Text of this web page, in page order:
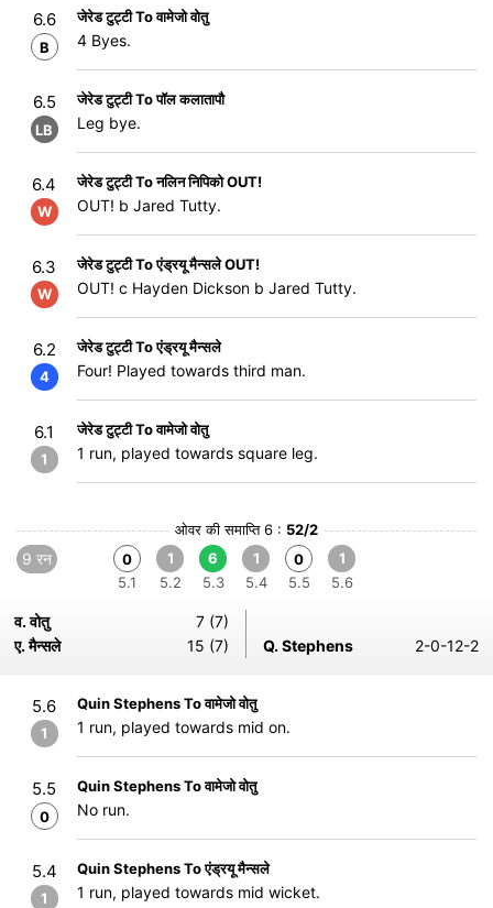
6.6
B
जेरेड टुट्टी To वामेजो वोतु
4 Byes.
6.5
LB
जेरेड टुट्टी To पॉल कलातापौ
Leg bye.
6.4
W
जेरेड टुट्टी To नलिन निपिको OUT!
OUT! b Jared Tutty.
6.3
W
जेरेड टुट्टी To एंड्रयू मैन्सले OUT!
OUT! c Hayden Dickson b Jared Tutty.
6.2
4
जेरेड टुट्टी To एंड्रयू मैन्सले
Four! Played towards third man.
6.1
1
जेरेड टुट्टी To वामेजो वोतु
1 run, played towards square leg.
ओवर की समाप्ति 6 : 52/2
9 रन
0
5.1
1
5.2
6
5.3
1
5.4
0
5.5
1
5.6
व. वोतु
7 (7)
ए. मैन्सले
15 (7) Q. Stephens 2-0-12-2
5.6
1
Quin Stephens To वामेजो वोतु
1 run, played towards mid on.
5.5
0
Quin Stephens To वामेजो वोतु
No run.
5.4
1
Quin Stephens To एंड्रयू मैन्सले
1 run, played towards mid wicket.